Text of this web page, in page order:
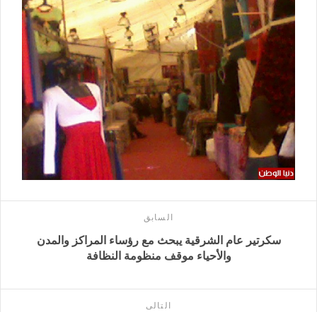
السابق
سكرتير عام الشرقية يبحث مع رؤساء المراكز والمدن
والأحياء موقف منظومة النظافة
التالى